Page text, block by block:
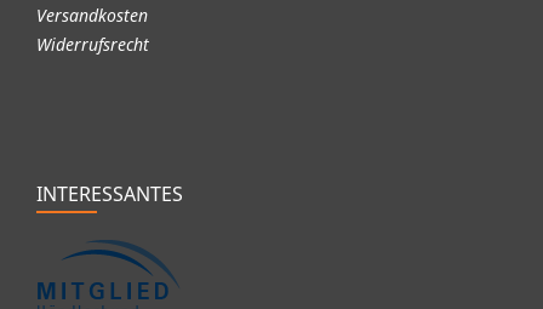
Versandkosten
Widerrufsrecht
INTERESSANTES